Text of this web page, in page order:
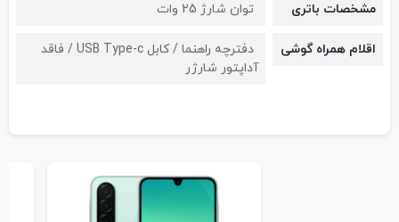
مشخصات باتری توان شارژ 25 وات
اقلام همراه گوشی
دفترچه راهنما / کابل USB Type-c / فاقد
آداپتور شارژر